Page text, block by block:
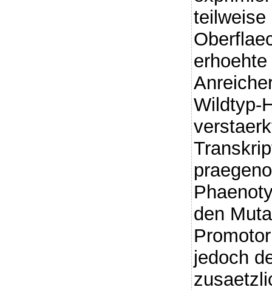
teilweise
Wildtyp-
den
jedoch